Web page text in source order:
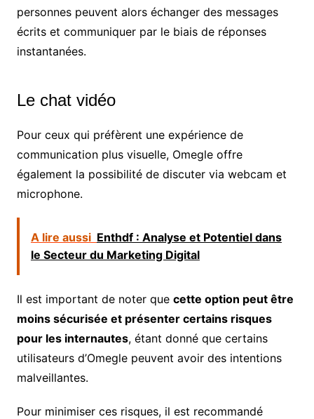
personnes peuvent alors échanger des messages
écrits et communiquer par le biais de réponses
instantanées.
Le chat vidéo
Pour ceux qui préfèrent une expérience de
communication plus visuelle, Omegle offre
également la possibilité de discuter via webcam et
microphone.
A lire aussi Enthdf : Analyse et Potentiel dans
le Secteur du Marketing Digital
Il est important de noter que cette option peut être
moins sécurisée et présenter certains risques
pour les internautes, étant donné que certains
utilisateurs d’Omegle peuvent avoir des intentions
malveillantes.
Pour minimiser ces risques, il est recommandé